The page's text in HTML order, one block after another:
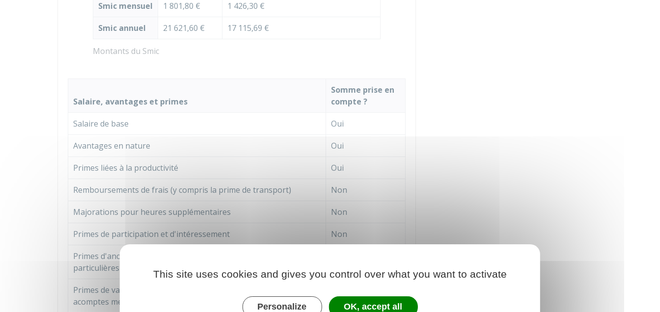
Montants du Smic
Smic mensuel 1 801,80 € 1 426,30 €
Smic annuel 21 621,60 € 17 115,69 €
Salaire, avantages et primes
Somme prise en
compte ?
Salaire de base Oui
Avantages en nature Oui
Primes liées à la productivité Oui
Remboursements de frais (y compris la prime de transport) Non
Majorations pour heures supplémentaires Non
Primes de participation et d'intéressement Non
Primes d'ancienneté, d'assiduité ou relatives à des conditions
particulières de travail (insalubrité)
Primes de vacances, de fin d'année, sauf si elles sont versées par
acomptes mensuels
This site uses cookies and gives you control over what you want to activate
Personalize OK, accept all